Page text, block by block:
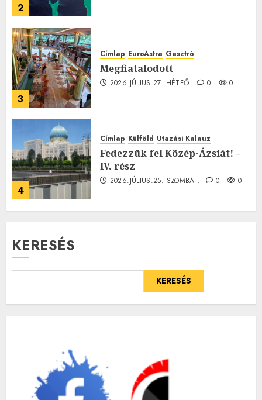
2
3
Címlap EuroAstra Gasztró
Megfiatalodott
2026.JÚLIUS.27. HÉTFŐ. 0 0
4
Címlap Külföld Utazási Kalauz
Fedezzük fel Közép-Ázsiát! –
IV. rész
2026.JÚLIUS.25. SZOMBAT. 0 0
KERESÉS
KERESÉS